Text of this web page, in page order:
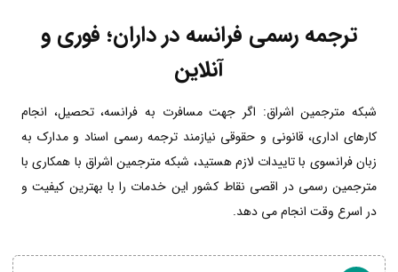
ترجمه رسمی فرانسه در داران؛ فوری و
آنلاین
شبکه مترجمین اشراق: اگر جهت مسافرت به فرانسه، تحصیل، انجام
کارهای اداری، قانونی و حقوقی نیازمند ترجمه رسمی اسناد و مدارک به
زبان فرانسوی با تاییدات لازم هستید، شبکه مترجمین اشراق با همکاری با
مترجمین رسمی در اقصی نقاط کشور این خدمات را با بهترین کیفیت و
در اسرع وقت انجام می دهد.